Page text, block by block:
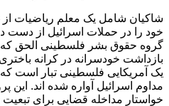
خود را در حملات اسرائیل از دست
بازداشت خودسرانه در کرانه
یک آمریکایی فلسطینی تبار است که
مداوم اسرائیل آواره شده اند. این
خواستار مداخله قضایی برای تبعیت